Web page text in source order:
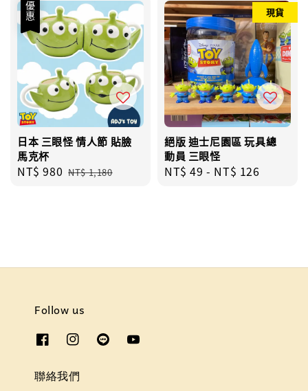
優惠
日本 三眼怪 情人節 貼臉
馬克杯
Sale
NT$ 980 Regular
NT$ 1,180
現貨
絕版 迪士尼園區 玩具總
動員 三眼怪
Regular
NT$ 49 - NT$ 126
Follow us
聯絡我們